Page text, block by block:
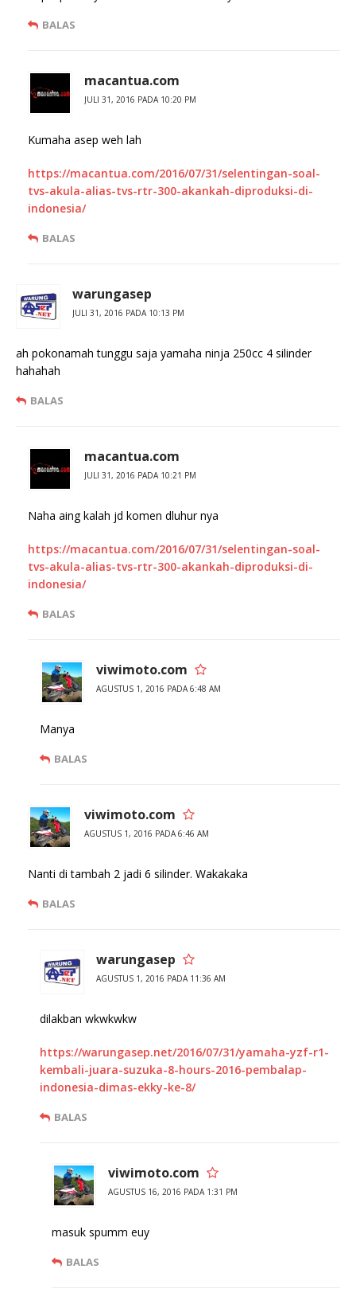
BALAS
macantua.com
JULI 31, 2016 PADA 10:20 PM
Kumaha asep weh lah
https://macantua.com/2016/07/31/selentingan-soal-
tvs-akula-alias-tvs-rtr-300-akankah-diproduksi-di-
indonesia/
BALAS
warungasep
JULI 31, 2016 PADA 10:13 PM
ah pokonamah tunggu saja yamaha ninja 250cc 4 silinder
hahahah
BALAS
macantua.com
JULI 31, 2016 PADA 10:21 PM
Naha aing kalah jd komen dluhur nya
https://macantua.com/2016/07/31/selentingan-soal-
tvs-akula-alias-tvs-rtr-300-akankah-diproduksi-di-
indonesia/
BALAS
viwimoto.com
AGUSTUS 1, 2016 PADA 6:48 AM
Manya
BALAS
viwimoto.com
AGUSTUS 1, 2016 PADA 6:46 AM
Nanti di tambah 2 jadi 6 silinder. Wakakaka
BALAS
warungasep
AGUSTUS 1, 2016 PADA 11:36 AM
dilakban wkwkwkw
https://warungasep.net/2016/07/31/yamaha-yzf-r1-
kembali-juara-suzuka-8-hours-2016-pembalap-
indonesia-dimas-ekky-ke-8/
BALAS
viwimoto.com
AGUSTUS 16, 2016 PADA 1:31 PM
masuk spumm euy
BALAS